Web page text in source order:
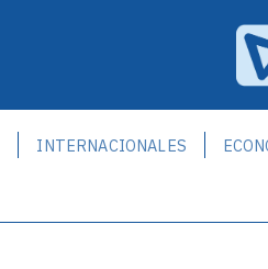
INTERNACIONALES